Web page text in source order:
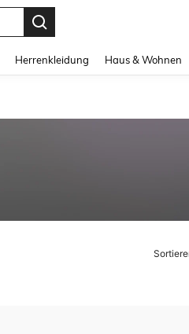
Herrenkleidung Haus & Wohnen